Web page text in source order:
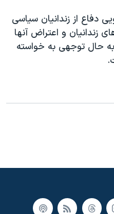
دفاع از زندانیان سیاسی
زندانیان و اعتراض آنها
به حال توجهی به خواسته